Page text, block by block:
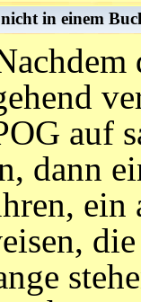
in einem
auf
dann
ein